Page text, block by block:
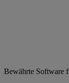
Bewährte Software